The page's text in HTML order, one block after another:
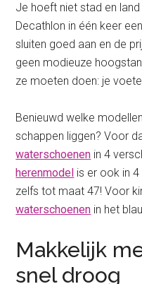
Je hoeft niet stad en
Decathlon in één keer
sluiten goed aan en de
geen modieuze
ze moeten doen: je
Benieuwd welke
schappen liggen? Voor
waterschoenen in 4
herenmodel is er ook in
zelfs tot maat 47! Voor
waterschoenen in het
Makkelijk
snel droog